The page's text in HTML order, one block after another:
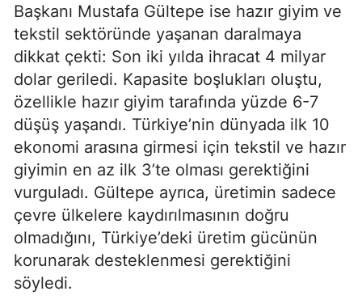
Başkanı Mustafa Gültepe ise hazır giyim ve
tekstil sektöründe yaşanan daralmaya
dikkat çekti: Son iki yılda ihracat 4 milyar
dolar geriledi. Kapasite boşlukları oluştu,
özellikle hazır giyim tarafında yüzde 6-7
düşüş yaşandı. Türkiye’nin dünyada ilk 10
ekonomi arasına girmesi için tekstil ve hazır
giyimin en az ilk 3’te olması gerektiğini
vurguladı. Gültepe ayrıca, üretimin sadece
çevre ülkelere kaydırılmasının doğru
olmadığını, Türkiye’deki üretim gücünün
korunarak desteklenmesi gerektiğini
söyledi.